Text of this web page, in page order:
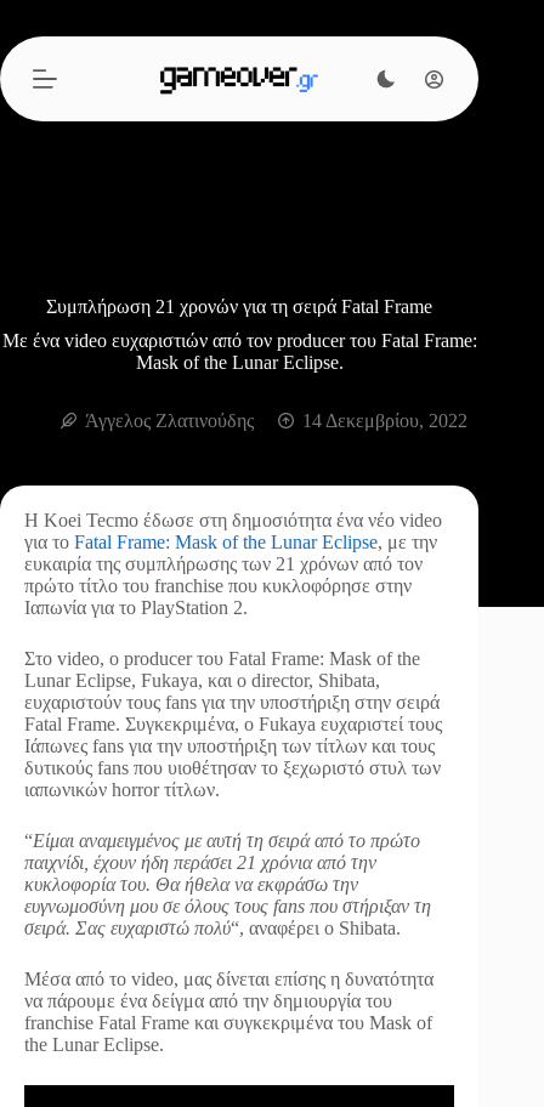
περιεχόμενο
Συμπλήρωση 21 χρονών για τη σειρά Fatal Frame
Με ένα video ευχαριστιών από τον producer του Fatal Frame:
Mask of the Lunar Eclipse.
Άγγελος Ζλατινούδης 14 Δεκεμβρίου, 2022
Η Koei Tecmo έδωσε στη δημοσιότητα ένα νέο video
για το Fatal Frame: Mask of the Lunar Eclipse, με την
ευκαιρία της συμπλήρωσης των 21 χρόνων από τον
πρώτο τίτλο του franchise που κυκλοφόρησε στην
Ιαπωνία για το PlayStation 2.
Στο video, ο producer του Fatal Frame: Mask of the
Lunar Eclipse, Fukaya, και ο director, Shibata,
ευχαριστούν τους fans για την υποστήριξη στην σειρά
Fatal Frame. Συγκεκριμένα, ο Fukaya ευχαριστεί τους
Ιάπωνες fans για την υποστήριξη των τίτλων και τους
δυτικούς fans που υιοθέτησαν το ξεχωριστό στυλ των
ιαπωνικών horror τίτλων.
“Είμαι αναμειγμένος με αυτή τη σειρά από το πρώτο
παιχνίδι, έχουν ήδη περάσει 21 χρόνια από την
κυκλοφορία του. Θα ήθελα να εκφράσω την
ευγνωμοσύνη μου σε όλους τους fans που στήριξαν τη
σειρά. Σας ευχαριστώ πολύ“, αναφέρει ο Shibata.
Μέσα από το video, μας δίνεται επίσης η δυνατότητα
να πάρουμε ένα δείγμα από την δημιουργία του
franchise Fatal Frame και συγκεκριμένα του Mask of
the Lunar Eclipse.